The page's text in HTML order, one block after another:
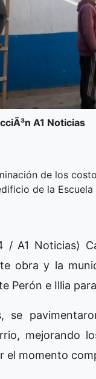
A1 Noticias
de los
de la Escuela
/ A1 Noticias)
obra y la
Perón e Illia
se
mejorando
el momento